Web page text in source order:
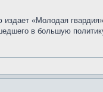
издает «Молодая
в большую